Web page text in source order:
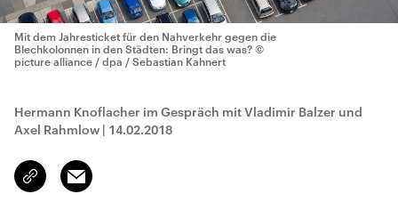
Mit dem Jahresticket für den Nahverkehr gegen die
Blechkolonnen in den Städten: Bringt das was? ©
picture alliance / dpa / Sebastian Kahnert
Hermann Knoflacher im Gespräch mit Vladimir Balzer und
Axel Rahmlow | 14.02.2018
Link
kopieren/teilen
Email